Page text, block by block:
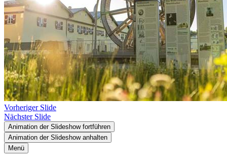
Vorheriger Slide
Nächster Slide
Animation der Slideshow fortführen
Animation der Slideshow anhalten
Menü